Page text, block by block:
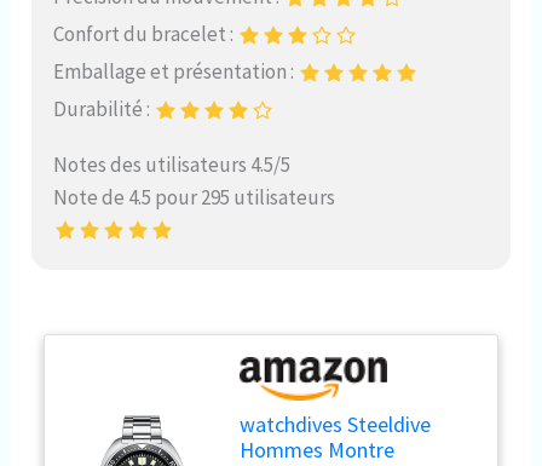
Confort du bracelet :
Emballage et présentation :
Durabilité :
Notes des utilisateurs 4.5/5
Note de 4.5 pour 295 utilisateurs
watchdives Steeldive
Hommes Montre